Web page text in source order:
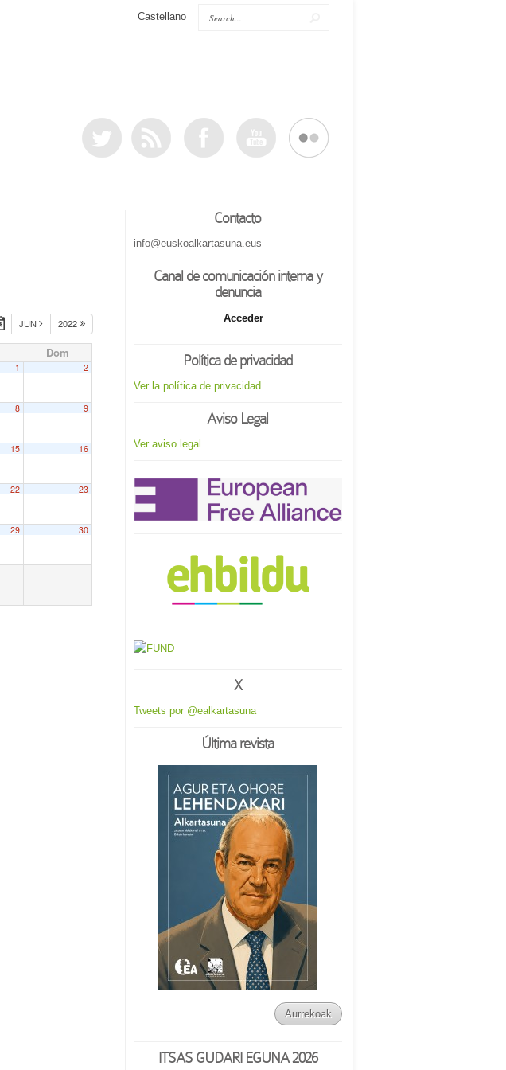
Castellano
JUN 2022
Dom
1 2
8 9
15 16
22 23
29 30
Contacto
info@euskoalkartasuna.eus
Canal de comunicación interna y
denuncia
Acceder
Política de privacidad
Ver la política de privacidad
Aviso Legal
Ver aviso legal
X
Tweets por @ealkartasuna
Última revista
Aurrekoak
ITSAS GUDARI EGUNA 2026